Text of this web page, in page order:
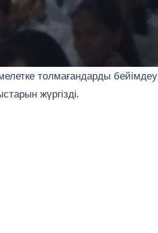
толмағандарды бейімдеу
жүргізді.